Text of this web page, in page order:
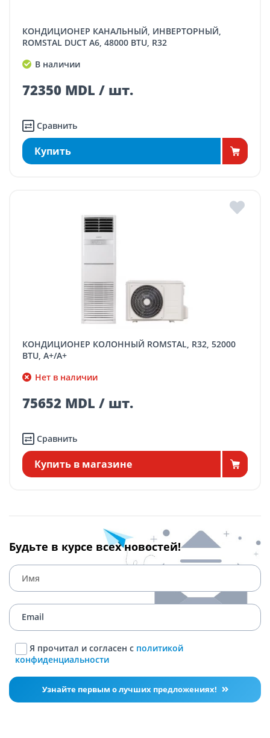
КОНДИЦИОНЕР КАНАЛЬНЫЙ, ИНВЕРТОРНЫЙ,
ROMSTAL DUCT A6, 48000 BTU, R32
В наличии
72350 MDL / шт.
Сравнить
Купить
КОНДИЦИОНЕР КОЛОННЫЙ ROMSTAL, R32, 52000
BTU, A+/A+
Нет в наличии
75652 MDL / шт.
Сравнить
Купить в магазине
Будьте в курсе всех новостей!
Я прочитал и согласен с политикой
конфиденциальности
Узнайте первым о лучших предложениях!